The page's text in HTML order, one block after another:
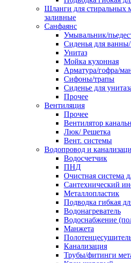
Шланги для стиральных
заливные
Санфаянс
Умывальник/
Сиденья для
Унитаз
Мойка кухонная
Арматура/гофра/
Сифоны/трапы
Сиденье для
Прочее
Вентиляция
Прочее
Вентилятор
Люк/ Решетка
Вент. системы
Водопровод и
Водосчетчик
ПНД
Очистная система
Сантехнический
Металлопластик
Подводка гибкая
Водонагреватель
Водоснабжение
Манжета
Канализация
Трубы/фитинги